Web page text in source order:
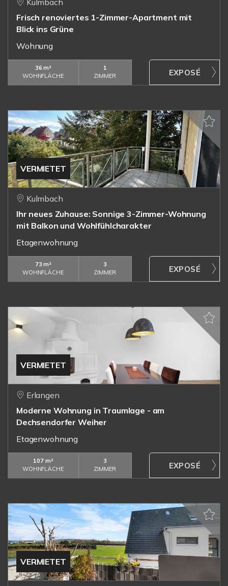
Kulmbach
Frisch renoviertes 1-Zimmer-Apartment mit
Blick ins Grüne
Wohnung
36 m²
WOHNFLÄCHE
1
ZIMMER
VERMIETET
Kulmbach
Ihr neues Zuhause: Sonnige 3-Zimmer-Wohnung
mit Balkon und Wohlfühlcharakter
Etagenwohnung
73 m²
WOHNFLÄCHE
3
ZIMMER
VERMIETET
Erlangen
Moderne Wohnung in Traumlage - am
Dechsendorfer Weiher
Etagenwohnung
107 m²
WOHNFLÄCHE
3
ZIMMER
VERMIETET